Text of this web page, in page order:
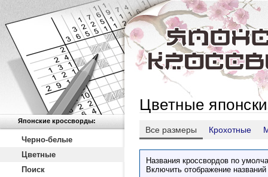
Японские кроссворды:
Черно-белые
Цветные
Поиск
Цветные
Все размеры Крохотные
Названия кроссвордов по
Включить отображение